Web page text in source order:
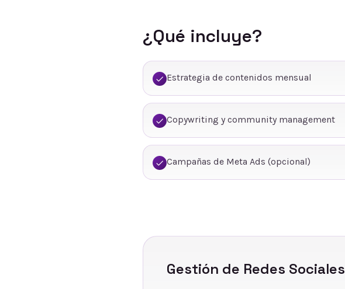
¿Qué incluye?
Estrategia de contenidos mensual
Copywriting y community management
Campañas de Meta Ads (opcional)
Gestión de Redes Sociales